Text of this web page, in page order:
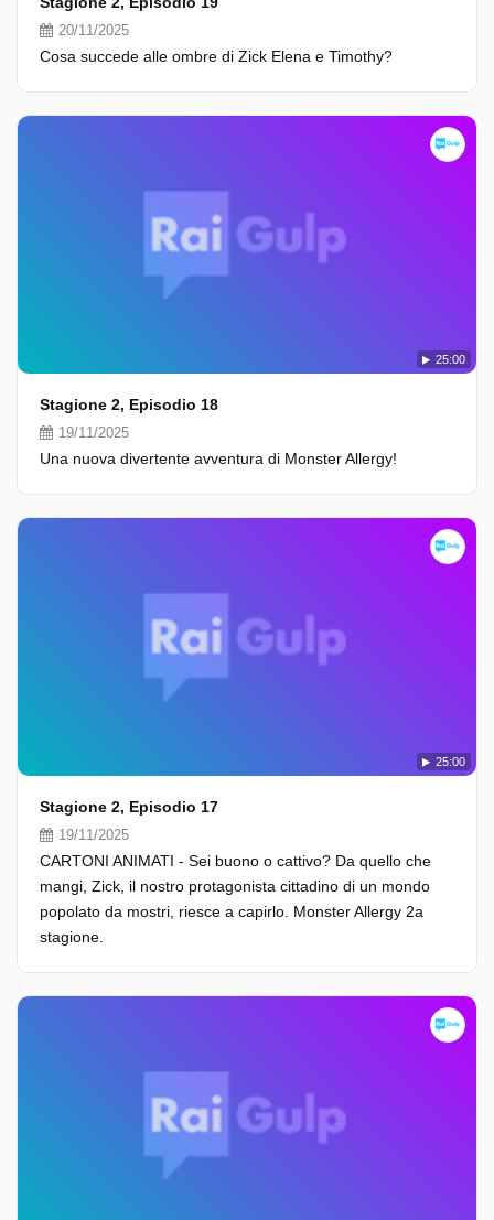
20/11/2025
Cosa succede alle ombre di Zick Elena e Timothy?
25:00
Stagione 2, Episodio 18
19/11/2025
Una nuova divertente avventura di Monster Allergy!
25:00
Stagione 2, Episodio 17
19/11/2025
CARTONI ANIMATI - Sei buono o cattivo? Da quello che
mangi, Zick, il nostro protagonista cittadino di un mondo
popolato da mostri, riesce a capirlo. Monster Allergy 2a
stagione.